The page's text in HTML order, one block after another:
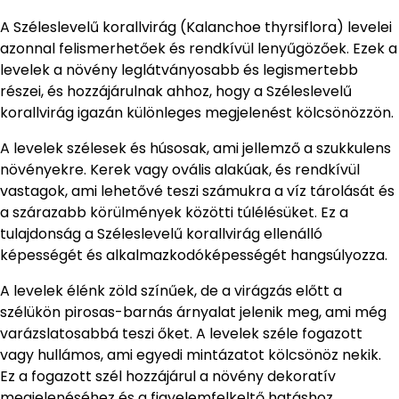
A Széleslevelű korallvirág (Kalanchoe thyrsiflora) levelei
azonnal felismerhetőek és rendkívül lenyűgözőek. Ezek a
levelek a növény leglátványosabb és legismertebb
részei, és hozzájárulnak ahhoz, hogy a Széleslevelű
korallvirág igazán különleges megjelenést kölcsönözzön.
A levelek szélesek és húsosak, ami jellemző a szukkulens
növényekre. Kerek vagy ovális alakúak, és rendkívül
vastagok, ami lehetővé teszi számukra a víz tárolását és
a szárazabb körülmények közötti túlélésüket. Ez a
tulajdonság a Széleslevelű korallvirág ellenálló
képességét és alkalmazkodóképességét hangsúlyozza.
A levelek élénk zöld színűek, de a virágzás előtt a
szélükön pirosas-barnás árnyalat jelenik meg, ami még
varázslatosabbá teszi őket. A levelek széle fogazott
vagy hullámos, ami egyedi mintázatot kölcsönöz nekik.
Ez a fogazott szél hozzájárul a növény dekoratív